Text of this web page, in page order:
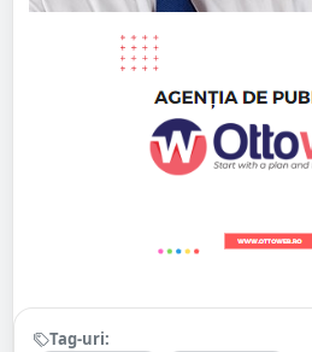
Tag-uri: